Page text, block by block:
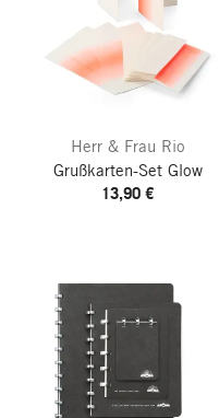
Herr & Frau Rio
Grußkarten-Set Glow
13,90 €